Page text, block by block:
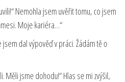
Nemohla jsem uvěřit tomu, co jsem
Moje kariéra…“
dal výpověď v práci. Žádám tě o
Měli jsme dohodu!“ Hlas se mi zvýšil,